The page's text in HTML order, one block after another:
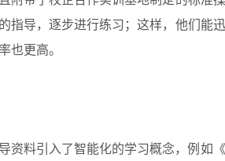
指导，逐步进行练习；这样，他们能
也更高。
资料引入了智能化的学习概念，例如《